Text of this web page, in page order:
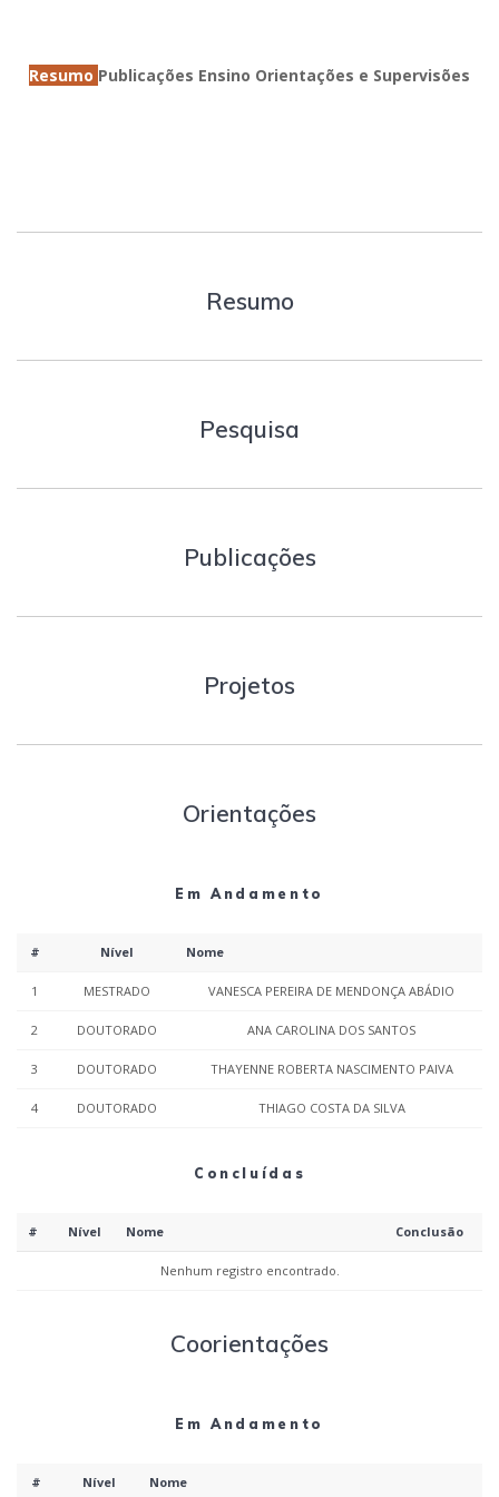
Resumo Publicações Ensino Orientações e Supervisões
Resumo
Pesquisa
Publicações
Projetos
Orientações
Em Andamento
# Nível Nome
1 MESTRADO VANESCA PEREIRA DE MENDONÇA ABÁDIO
2 DOUTORADO ANA CAROLINA DOS SANTOS
3 DOUTORADO THAYENNE ROBERTA NASCIMENTO PAIVA
4 DOUTORADO THIAGO COSTA DA SILVA
Concluídas
# Nível Nome Conclusão
Nenhum registro encontrado.
Coorientações
Em Andamento
# Nível Nome